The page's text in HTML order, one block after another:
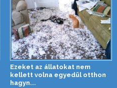
Ezeket az állatokat nem
kellett volna egyedül otthon
hagyn...